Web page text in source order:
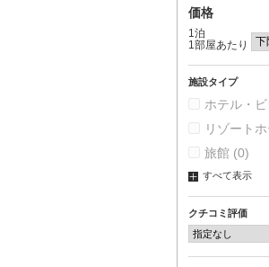
価格
1泊
1部屋あたり
施設タイプ
ホテル・
リゾート
旅館 (0)
すべて表示
クチコミ評価